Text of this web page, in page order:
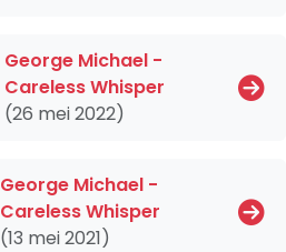
George Michael -
Careless Whisper
(26 mei 2022)
George Michael -
Careless Whisper
(13 mei 2021)